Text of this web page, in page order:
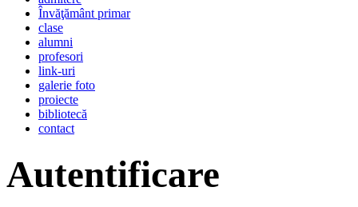
Învăţământ primar
clase
alumni
profesori
link-uri
galerie foto
proiecte
bibliotecă
contact
Autentificare